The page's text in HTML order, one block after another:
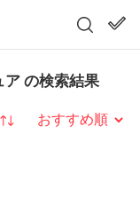
ア の検索結果
び替え